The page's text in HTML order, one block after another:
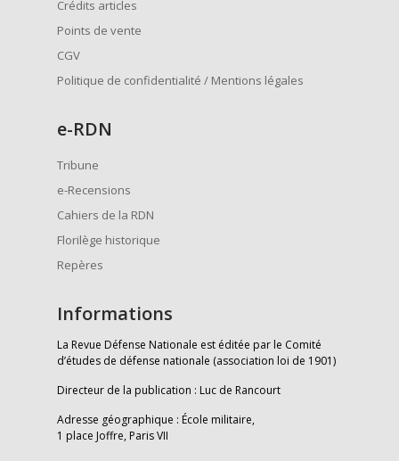
Crédits articles
Points de vente
CGV
Politique de confidentialité / Mentions légales
e-RDN
Tribune
e-Recensions
Cahiers de la RDN
Florilège historique
Repères
Informations
La Revue Défense Nationale est éditée par le Comité
d’études de défense nationale (association loi de 1901)
Directeur de la publication : Luc de Rancourt
Adresse géographique : École militaire,
1 place Joffre, Paris VII